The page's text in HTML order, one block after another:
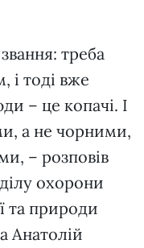
треба
і тоді вже
– це копачі. І
а не чорними,
– розповів
охорони
та природи
Анатолій